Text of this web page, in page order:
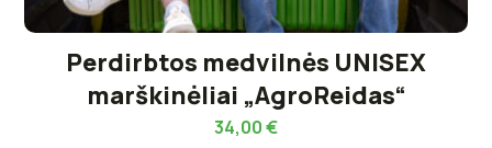
Perdirbtos medvilnės UNISEX
marškinėliai „AgroReidas“
34,00€